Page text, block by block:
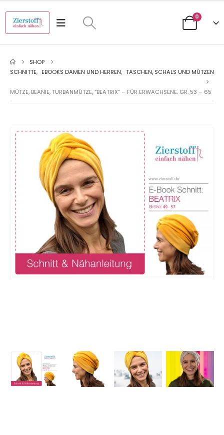
0
SHOP
SCHNITTE, EBOOKS DAMEN UND HERREN, TASCHEN, SCHALS UND MÜTZEN
MÜTZE, BEANIE, TURBANMÜTZE, “BEATRIX” – FÜR ERWACHSENE. GR. 53 – 65